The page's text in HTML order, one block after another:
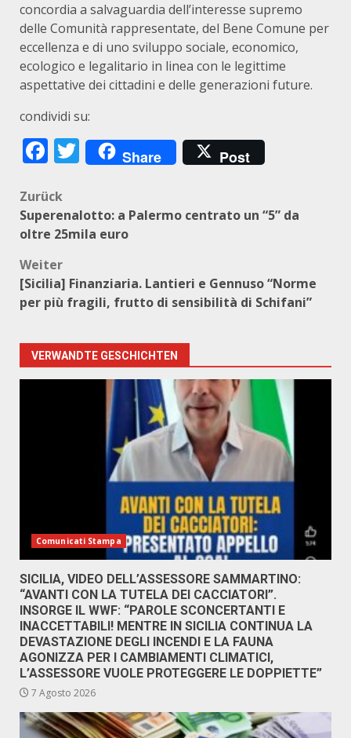
concordia a salvaguardia dell’interesse supremo
delle Comunità rappresentate, del Bene Comune per
eccellenza e di uno sviluppo sociale, economico,
ecologico e legalitario in linea con le legittime
aspettative dei cittadini e delle generazioni future.
condividi su:
Facebook
Twitter
Share Post
Beitragsnavigation
Zurück
Superenalotto: a Palermo centrato un “5” da
oltre 25mila euro
Weiter
[Sicilia] Finanziaria. Lantieri e Gennuso “Norme
per più fragili, frutto di sensibilità di Schifani”
VERWANDTE GESCHICHTEN
Comunicati Stampa
SICILIA, VIDEO DELL’ASSESSORE SAMMARTINO:
“AVANTI CON LA TUTELA DEI CACCIATORI”.
INSORGE IL WWF: “PAROLE SCONCERTANTI E
INACCETTABILI! MENTRE IN SICILIA CONTINUA LA
DEVASTAZIONE DEGLI INCENDI E LA FAUNA
AGONIZZA PER I CAMBIAMENTI CLIMATICI,
L’ASSESSORE VUOLE PROTEGGERE LE DOPPIETTE”
7 Agosto 2026